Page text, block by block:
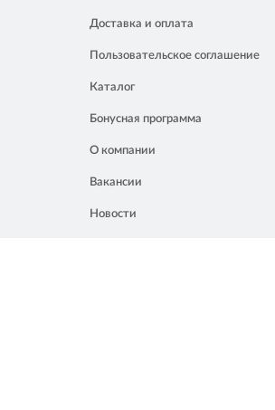
Доставка и оплата
Пользовательское соглашение
Каталог
Бонусная программа
О компании
Вакансии
Новости